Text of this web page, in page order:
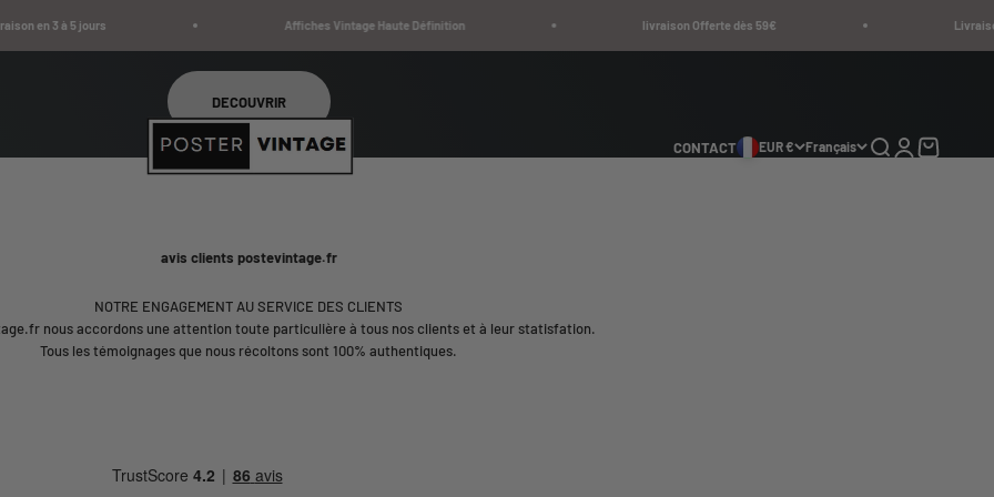
à 5 jours Affiches Vintage Haute Définition livraison Offerte dès 59€ Livraison en 3 à
Poster Vintage
CONTACT EUR € Français Recherche
Connexion
Panier
DECOUVRIR
avis clients postevintage.fr
NOTRE ENGAGEMENT AU SERVICE DES CLIENTS
nous accordons une attention toute particulière à tous nos clients et à leur statisfation.
Tous les témoignages que nous récoltons sont 100% authentiques.